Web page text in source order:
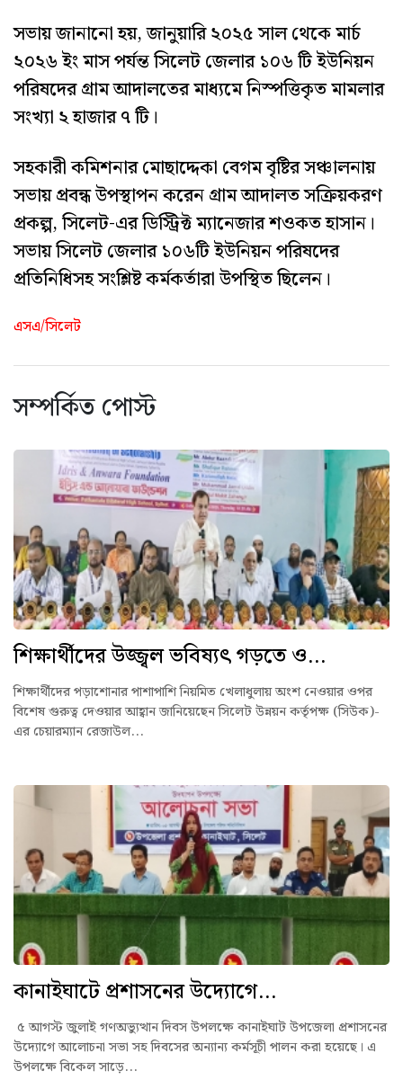
সভায় জানানো হয়, জানুয়ারি ২০২৫ সাল থেকে মার্চ
২০২৬ ইং মাস পর্যন্ত সিলেট জেলার ১০৬ টি ইউনিয়ন
পরিষদের গ্রাম আদালতের মাধ্যমে নিস্পত্তিকৃত মামলার
সংখ্যা ২ হাজার ৭ টি।
সহকারী কমিশনার মোছাদ্দেকা বেগম বৃষ্টির সঞ্চালনায়
সভায় প্রবন্ধ উপস্থাপন করেন গ্রাম আদালত সক্রিয়করণ
প্রকল্প, সিলেট-এর ডিস্ট্রিক্ট ম্যানেজার শওকত হাসান।
সভায় সিলেট জেলার ১০৬টি ইউনিয়ন পরিষদের
প্রতিনিধিসহ সংশ্লিষ্ট কর্মকর্তারা উপস্থিত ছিলেন।
এসএ/সিলেট
সম্পর্কিত পোস্ট
শিক্ষার্থীদের উজ্জ্বল ভবিষ্যৎ গড়তে ও...
শিক্ষার্থীদের পড়াশোনার পাশাপাশি নিয়মিত খেলাধুলায় অংশ নেওয়ার ওপর
বিশেষ গুরুত্ব দেওয়ার আহ্বান জানিয়েছেন সিলেট উন্নয়ন কর্তৃপক্ষ (সিউক)-
এর চেয়ারম্যান রেজাউল...
কানাইঘাটে প্রশাসনের উদ্যোগে...
৫ আগস্ট জুলাই গণঅভ্যুত্থান দিবস উপলক্ষে কানাইঘাট উপজেলা প্রশাসনের
উদ্যোগে আলোচনা সভা সহ দিবসের অন্যান্য কর্মসূচী পালন করা হয়েছে। এ
উপলক্ষে বিকেল সাড়ে...